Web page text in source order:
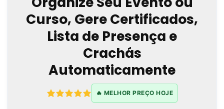
Curso, Gere Certificados,
Lista de Presença e
Crachás
Automaticamente
🔥 MELHOR PREÇO HOJE